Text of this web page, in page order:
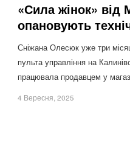
«Сила жінок» від
опановують
Сніжана Олесюк уже три
пульта управління на
працювала продавцем у
4 Вересня, 2025